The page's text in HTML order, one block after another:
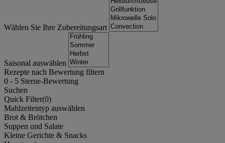
Wählen Sie Ihre Zubereitungsart
Saisonal auswählen
Rezepte nach Bewertung filtern
0 - 5 Sterne-Bewertung
Suchen
Quick Filter(0)
Mahlzeitentyp auswählen
Brot & Brötchen
Suppen und Salate
Kleine Gerichte & Snacks